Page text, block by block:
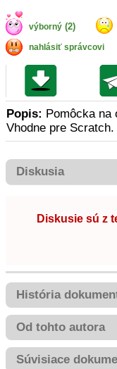
výborný (2)
nahlásiť správcovi
Popis: Pomôcka na
Vhodne pre Scratch.
Diskusia
Diskusie sú z
História
Od tohto autora
Súvisiace